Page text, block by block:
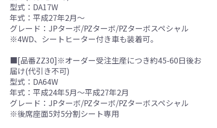
型式：DA17W
年式：平成27年2月～
グレード：JPターボ/PZターボ/PZターボスペシャル
※4WD、シートヒーター付き車も装着可。
■[品番ZZ30]※オーダー受注生産につき約45-60日後お
届け(代引き不可)
型式：DA64W
年式：平成24年5月～平成27年2月
グレード：JPターボ/PZターボ/PZターボスペシャル
※後席座面5対5分割シート専用